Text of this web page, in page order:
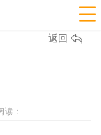

返回
读：